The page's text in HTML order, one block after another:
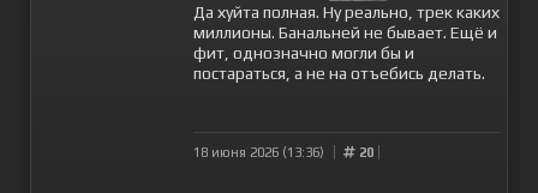
Да хуйта полная. Ну реально, трек каких
миллионы. Банальней не бывает. Ещё и
фит, однозначно могли бы и
постараться, а не на отъебись делать.
18 июня 2026 (13:36) 20